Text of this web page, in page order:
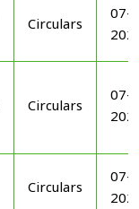
Circulars
07-
Circulars
07-
Circulars
07-